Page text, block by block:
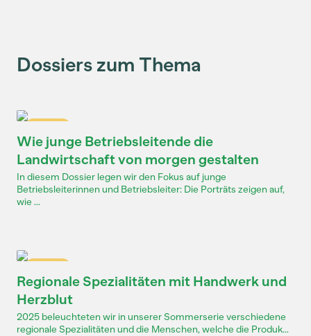
Dossiers zum Thema
Wie junge Betriebsleitende die
Landwirtschaft von morgen gestalten
In diesem Dossier legen wir den Fokus auf junge
Betriebsleiterinnen und Betriebsleiter: Die Porträts zeigen auf,
wie ...
Regionale Spezialitäten mit Handwerk und
Herzblut
2025 beleuchteten wir in unserer Sommerserie verschiedene
regionale Spezialitäten und die Menschen, welche die Produk...